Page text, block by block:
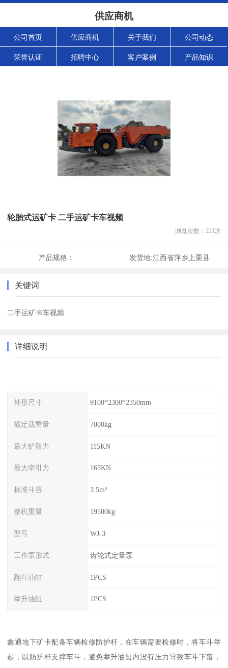
供应商机
公司首页 供应商机 关于我们 公司动态
荣誉认证 招聘中心 客户案例 产品知识
轮胎式运矿卡 二手运矿卡车视频
浏览次数： 221次
产品规格： 发货地:江西省萍乡上栗县
关键词
二手运矿卡车视频
详细说明
外形尺寸 9100*2300*2350mm
额定载重量 7000kg
最大铲取力 115KN
最大牵引力 165KN
标准斗容 3.5m³
整机重量 19500kg
型号 WJ-3
工作泵形式 齿轮式定量泵
翻斗油缸 1PCS
举升油缸 1PCS
鑫通地下矿卡配备车辆检修防护杆，在车辆需要检修时，将车斗举
起，以防护杆支撑车斗，避免举升油缸内没有压力导致车斗下落，